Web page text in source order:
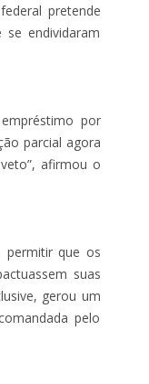
pretende
endividaram
por
parcial agora
afirmou o
permitir que os
suas
gerou um
pelo